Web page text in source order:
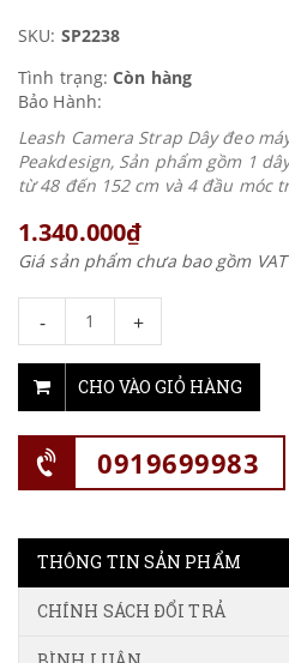
SKU: SP2238
Tình trạng: Còn hàng
Bảo Hành:
Leash Camera Strap Dây đeo
Peakdesign, Sản phẩm gồm 1
từ 48 đến 152 cm và 4 đầu móc
1.340.000₫
Giá sản phẩm chưa bao gồm VAT
- +
CHO VÀO GIỎ HÀNG
0919699983
THÔNG TIN SẢN PHẨM
CHÍNH SÁCH ĐỔI TRẢ